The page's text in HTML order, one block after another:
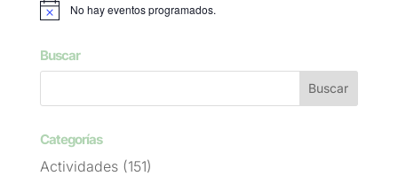
Aviso No hay eventos programados.
Buscar
Categorías
Actividades(151)